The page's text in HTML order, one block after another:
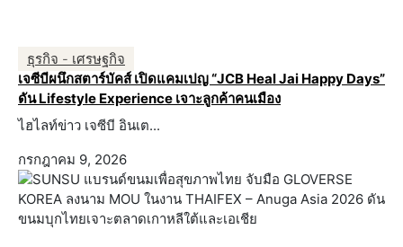
ธุรกิจ - เศรษฐกิจ
เจซีบีผนึกสตาร์บัคส์ เปิดแคมเปญ “JCB Heal Jai Happy Days”
ดัน Lifestyle Experience เจาะลูกค้าคนเมือง
ไฮไลท์ข่าว เจซีบี อินเต...
กรกฎาคม 9, 2026